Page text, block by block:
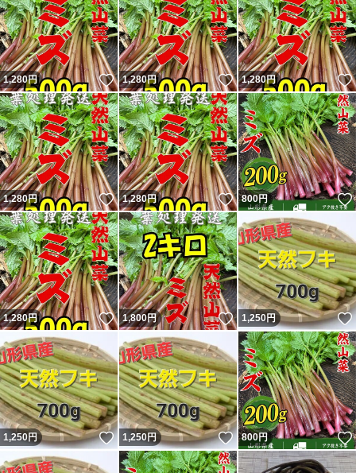
1,280円 いいね！
1,280円 いいね！
1,280円
1,280円 いいね！
1,280円 いいね！
800円
1,280円 いいね！
1,800円 いいね！
1,250円
1,250円 いいね！
1,250円 いいね！
800円